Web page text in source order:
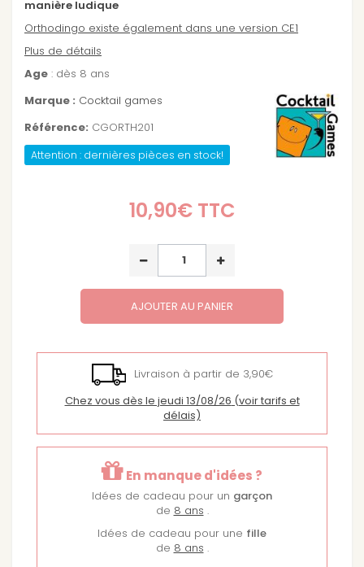
manière ludique
Orthodingo existe également dans une version CE1
Plus de détails
Age : dès 8 ans
Marque : Cocktail games
Référence: CGORTH201
Attention : dernières pièces en stock!
10,90€TTC
AJOUTER AU PANIER
Livraison à partir de 3,90€
Chez vous dès le jeudi 13/08/26 (voir tarifs et
délais)
En manque d'idées ?
Idées de cadeau pour un garçon
de 8 ans .
Idées de cadeau pour une fille
de 8 ans .